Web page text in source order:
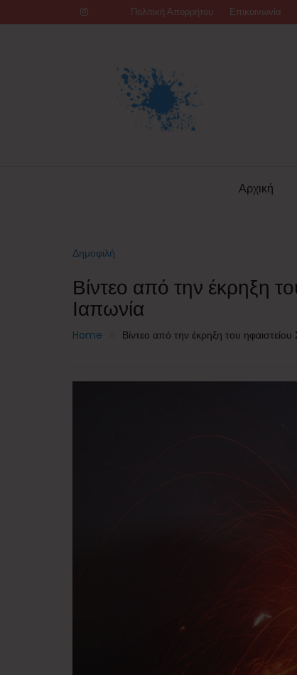
to
Πολιτική Απορρήτου Επικοινωνία
Αρχική
Δημοφιλή
Βίντεο από την έκρηξη
Ιαπωνία
Home Βίντεο από την έκρηξη του